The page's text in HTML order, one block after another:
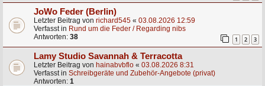
JoWo Feder (Berlin)
Letzter Beitrag von richard545 « 03.08.2026 12:59
Verfasst in Rund um die Feder / Regarding nibs
Antworten: 38 1 2 3
Lamy Studio Savannah & Terracotta
Letzter Beitrag von hainabvbflo « 03.08.2026 8:31
Verfasst in Schreibgeräte und Zubehör-Angebote (privat)
Antworten: 1